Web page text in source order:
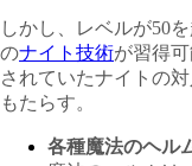
しかし、レベルが50
のナイト技術が習得
されていたナイトの
もたらす。
各種魔法のヘル